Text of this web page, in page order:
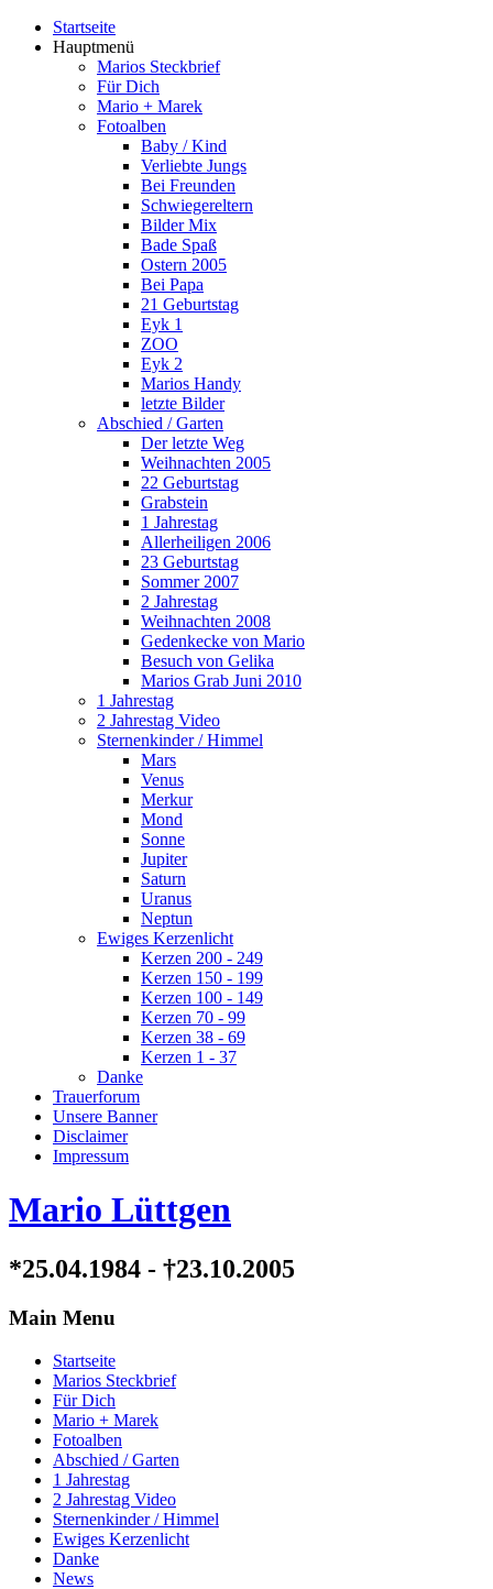
Startseite
Hauptmenü
Marios Steckbrief
Für Dich
Mario + Marek
Fotoalben
Baby / Kind
Verliebte Jungs
Bei Freunden
Schwiegereltern
Bilder Mix
Bade Spaß
Ostern 2005
Bei Papa
21 Geburtstag
Eyk 1
ZOO
Eyk 2
Marios Handy
letzte Bilder
Abschied / Garten
Der letzte Weg
Weihnachten 2005
22 Geburtstag
Grabstein
1 Jahrestag
Allerheiligen 2006
23 Geburtstag
Sommer 2007
2 Jahrestag
Weihnachten 2008
Gedenkecke von Mario
Besuch von Gelika
Marios Grab Juni 2010
1 Jahrestag
2 Jahrestag Video
Sternenkinder / Himmel
Mars
Venus
Merkur
Mond
Sonne
Jupiter
Saturn
Uranus
Neptun
Ewiges Kerzenlicht
Kerzen 200 - 249
Kerzen 150 - 199
Kerzen 100 - 149
Kerzen 70 - 99
Kerzen 38 - 69
Kerzen 1 - 37
Danke
Trauerforum
Unsere Banner
Disclaimer
Impressum
Mario Lüttgen
*25.04.1984 - †23.10.2005
Main Menu
Startseite
Marios Steckbrief
Für Dich
Mario + Marek
Fotoalben
Abschied / Garten
1 Jahrestag
2 Jahrestag Video
Sternenkinder / Himmel
Ewiges Kerzenlicht
Danke
News